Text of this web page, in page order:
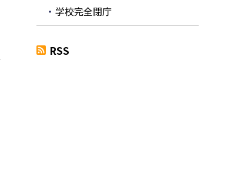
学校完全閉庁
RSS